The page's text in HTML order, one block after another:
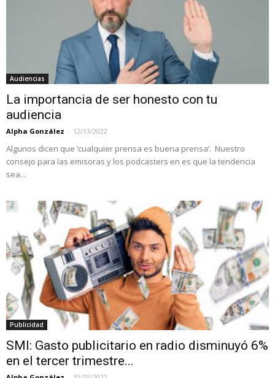
Audiencias
La importancia de ser honesto con tu
audiencia
Alpha González - 12/13/2022
Algunos dicen que ‘cualquier prensa es buena prensa’. Nuestro
consejo para las emisoras y los podcasters en es que la tendencia
sea...
Publicidad
SMI: Gasto publicitario en radio disminuyó 6%
en el tercer trimestre...